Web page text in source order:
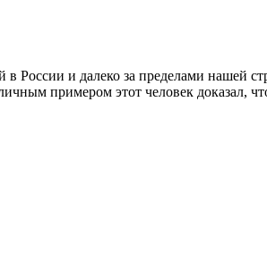
и далеко за пределами нашей
примером этот человек доказал,